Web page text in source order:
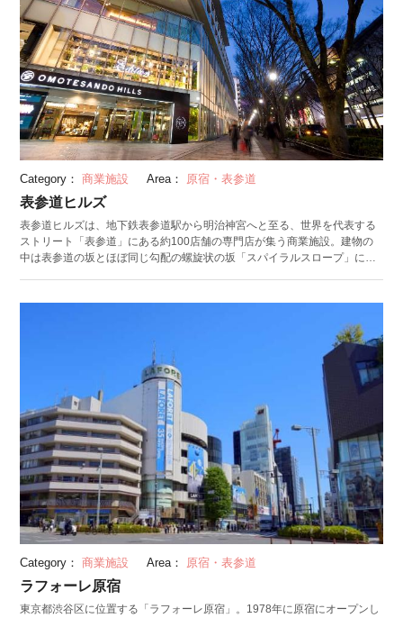
Category： 商業施設 Area： 原宿・表参道
表参道ヒルズ
表参道ヒルズは、地下鉄表参道駅から明治神宮へと至る、世界を代表する
ストリート「表参道」にある約100店舗の専門店が集う商業施設。建物の
中は表参道の坂とほぼ同じ勾配の螺旋状の坂「スパイラルスロープ」に沿
するイベントなどが多く開催されています。 主なターゲットは遊び心に溢
れ、創造することを楽しみ、マイナス10歳のマインドを持つ表参道を愛す
るオトナたち。日本のファッション、文化の中心としてトレンドを発信し
続けてきたストリート・表参道のこれまでにないまったく新しい表現力を
持つ施設として、常に最先端の情報を発信し続けています。 （投稿日：
2018/07/12 最終更新日：2023/12/20）
Category： 商業施設 Area： 原宿・表参道
ラフォーレ原宿
東京都渋谷区に位置する「ラフォーレ原宿」。1978年に原宿にオープンし